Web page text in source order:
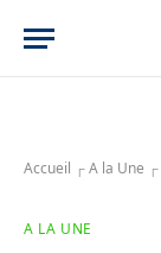
Accueil ┌A la Une ┌
A LA UNE